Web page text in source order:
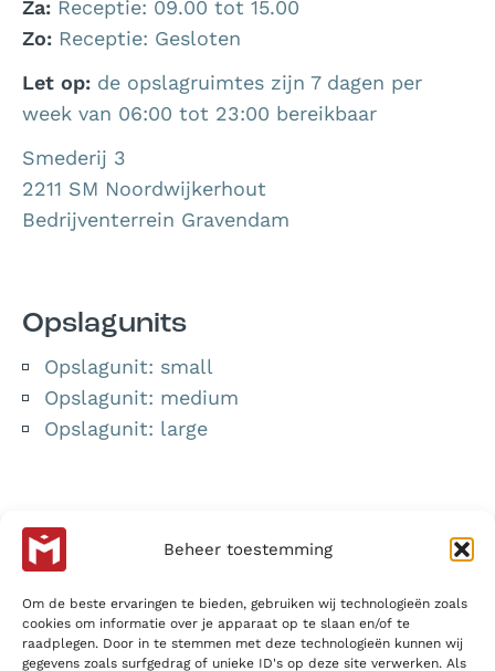
Beheer toestemming
Om de beste ervaringen te bieden, gebruiken wij technologieën zoals
cookies om informatie over je apparaat op te slaan en/of te
raadplegen. Door in te stemmen met deze technologieën kunnen wij
gegevens zoals surfgedrag of unieke ID's op deze site verwerken. Als
Za: Receptie: 09.00 tot 15.00
Zo: Receptie: Gesloten
Let op: de opslagruimtes zijn 7 dagen per
week van 06:00 tot 23:00 bereikbaar
Smederij 3
2211 SM Noordwijkerhout
Bedrijventerrein Gravendam
Opslagunits
Opslagunit: small
Opslagunit: medium
Opslagunit: large
Oplossingen
Buitenunits
Verhuisbus